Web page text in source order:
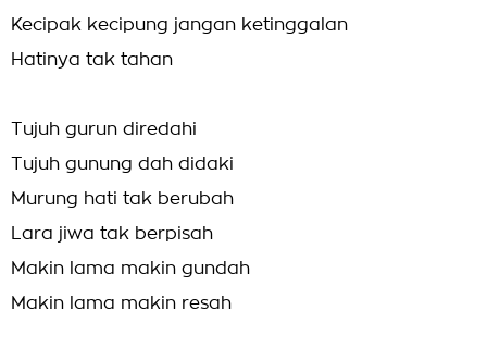
Kecipak kecipung jangan ketinggalan
Hatinya tak tahan
Tujuh gurun diredahi
Tujuh gunung dah didaki
Murung hati tak berubah
Lara jiwa tak berpisah
Makin lama makin gundah
Makin lama makin resah